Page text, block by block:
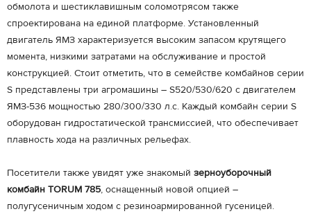
обмолота и шестиклавишным соломотрясом также
спроектирована на единой платформе. Установленный
двигатель ЯМЗ характеризуется высоким запасом крутящего
момента, низкими затратами на обслуживание и простой
конструкцией. Стоит отметить, что в семействе комбайнов серии
S представлены три агромашины – S520/530/620 с двигателем
ЯМЗ-536 мощностью 280/300/330 л.с. Каждый комбайн серии S
оборудован гидростатической трансмиссией, что обеспечивает
плавность хода на различных рельефах.
Посетители также увидят уже знакомый зерноуборочный
комбайн TORUM 785, оснащенный новой опцией –
полугусеничным ходом с резиноармированной гусеницей.